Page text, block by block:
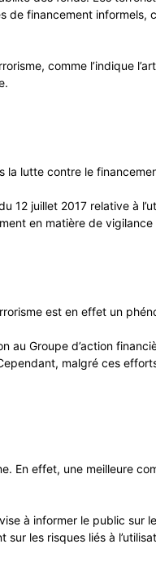
de financement informels,
comme l’indique
la lutte contre le
juillet 2017 relative à
en matière de
est en effet un
Groupe d’action
malgré ces
En effet, une meilleure
à informer le public
les risques liés à